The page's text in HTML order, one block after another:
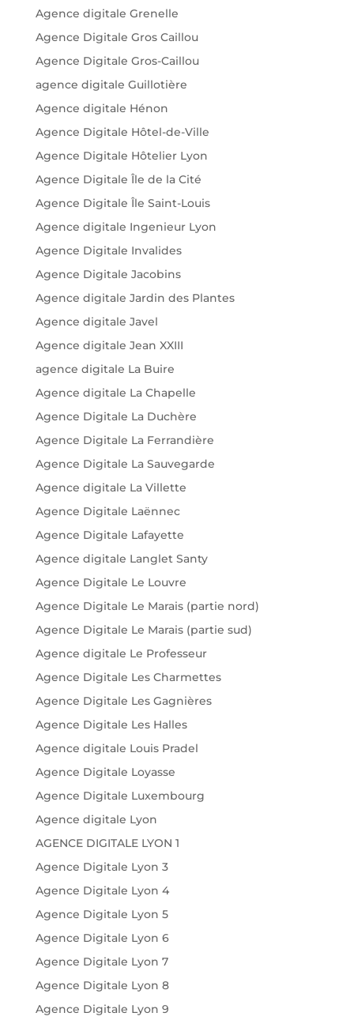
Agence digitale Grenelle
Agence Digitale Gros Caillou
Agence Digitale Gros-Caillou
agence digitale Guillotière
Agence digitale Hénon
Agence Digitale Hôtel-de-Ville
Agence Digitale Hôtelier Lyon
Agence Digitale Île de la Cité
Agence Digitale Île Saint-Louis
Agence digitale Ingenieur Lyon
Agence Digitale Invalides
Agence Digitale Jacobins
Agence digitale Jardin des Plantes
Agence digitale Javel
Agence digitale Jean XXIII
agence digitale La Buire
Agence digitale La Chapelle
Agence Digitale La Duchère
Agence Digitale La Ferrandière
Agence Digitale La Sauvegarde
Agence digitale La Villette
Agence Digitale Laënnec
Agence Digitale Lafayette
Agence digitale Langlet Santy
Agence Digitale Le Louvre
Agence Digitale Le Marais (partie nord)
Agence Digitale Le Marais (partie sud)
Agence digitale Le Professeur
Agence Digitale Les Charmettes
Agence Digitale Les Gagnières
Agence Digitale Les Halles
Agence digitale Louis Pradel
Agence Digitale Loyasse
Agence Digitale Luxembourg
Agence digitale Lyon
AGENCE DIGITALE LYON 1
Agence Digitale Lyon 3
Agence Digitale Lyon 4
Agence Digitale Lyon 5
Agence Digitale Lyon 6
Agence Digitale Lyon 7
Agence Digitale Lyon 8
Agence Digitale Lyon 9